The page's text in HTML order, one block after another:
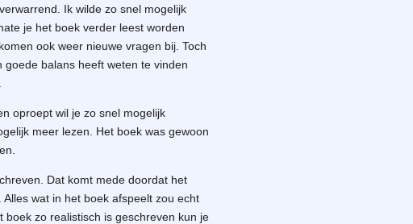
Ik wilde zo snel mogelijk
je het boek verder leest worden
ook weer nieuwe vragen bij. Toch
balans heeft weten te vinden
oproept wil je zo snel mogelijk
meer lezen. Het boek was gewoon
Dat komt mede doordat het
wat in het boek afspeelt zou echt
boek zo realistisch is geschreven kun je